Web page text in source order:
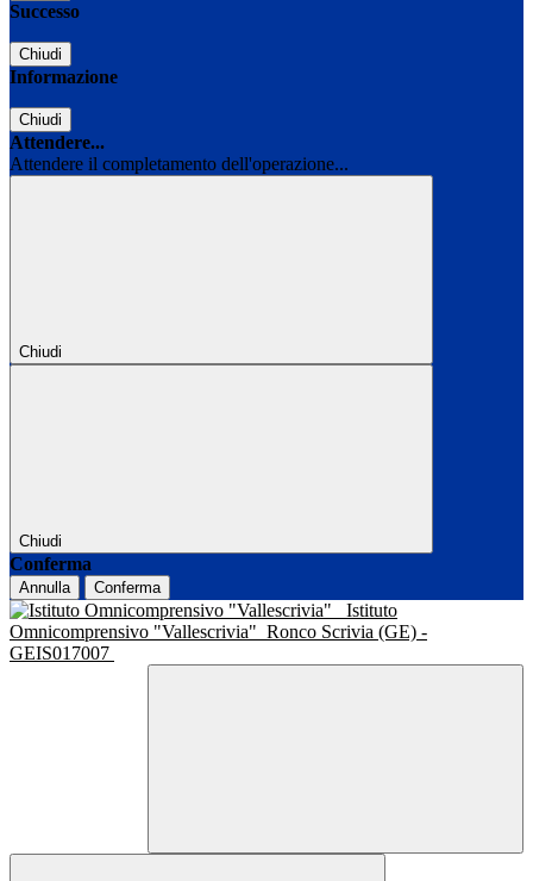
Successo
Chiudi
Informazione
Chiudi
Attendere...
Attendere il completamento dell'operazione...
Chiudi
Chiudi
Conferma
Annulla Conferma
Istituto
Omnicomprensivo "Vallescrivia" Ronco Scrivia (GE) -
GEIS017007